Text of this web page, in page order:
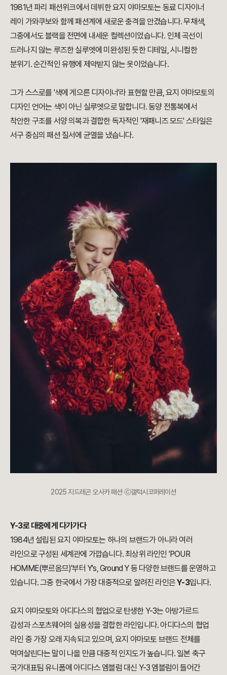
1981년 파리 패션위크에서 데뷔한 요지 야마모토는 동료 디자이너
레이 가와쿠보와 함께 패션계에 새로운 충격을 안겼습니다. 무채색,
그중에서도 블랙을 전면에 내세운 컬렉션이었습니다. 인체 곡선이
드러나지 않는 루즈한 실루엣에 미완성된 듯한 디테일, 시니컬한
분위기. 순간적인 유행에 제약받지 않는 옷이었습니다.
그가 스스로를 '색에 게으른 디자이너'라 표현할 만큼, 요지 야마모토의
디자인 언어는 색이 아닌 실루엣으로 말합니다. 동양 전통복에서
착안한 구조를 서양 의복과 결합한 독자적인 '재패니즈 모드' 스타일은
서구 중심의 패션 질서에 균열을 냈습니다.
2025 지드래곤 오사카 패션 ⓒ갤럭시코퍼레이션
Y-3로 대중에게 다가가다
1984년 설립된 요지 야마모토는 하나의 브랜드가 아니라 여러
라인으로 구성된 세계관에 가깝습니다. 최상위 라인인 'POUR
HOMME(뿌르옴므)'부터 Y's, Ground Y 등 다양한 브랜드를 운영하고
있습니다. 그중 한국에서 가장 대중적으로 알려진 라인은Y-3입니다.
요지 야마모토와 아디다스의 협업으로 탄생한 Y-3는 아방가르드
감성과 스포츠웨어의 실용성을 결합한 라인입니다. 아디다스의 협업
라인 중 가장 오래 지속되고 있으며, 요지 야마모토 브랜드 전체를
먹여살린다는 말이 나올 만큼 대중적 인지도가 높습니다. 일본 축구
국가대표팀 유니폼에 아디다스 엠블럼 대신 Y-3 엠블럼이 들어간